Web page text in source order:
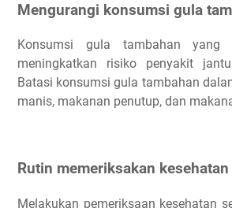
Mengurangi konsumsi gula
Konsumsi gula tambahan yang
meningkatkan risiko penyakit
Batasi konsumsi gula tambahan
manis, makanan penutup, dan
Rutin memeriksakan kesehatan
Melakukan pemeriksaan kesehatan